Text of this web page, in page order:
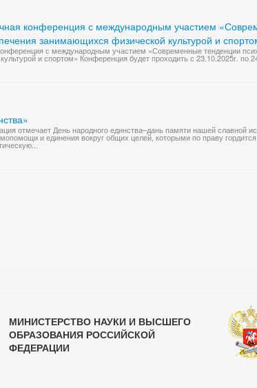
конференция с международным участием
занимающихся физической культурой и
с международным участием «Современные тенденции
и спортом» Конференция будет проходить с 23.10.2025г. по
отмечает День народного единства–дань памяти нашей славной
и единения вокруг общих целей, которыми по праву
МИНИСТЕРСТВО НАУКИ И ВЫСШЕГО
ОБРАЗОВАНИЯ РОССИЙСКОЙ
ФЕДЕРАЦИИ